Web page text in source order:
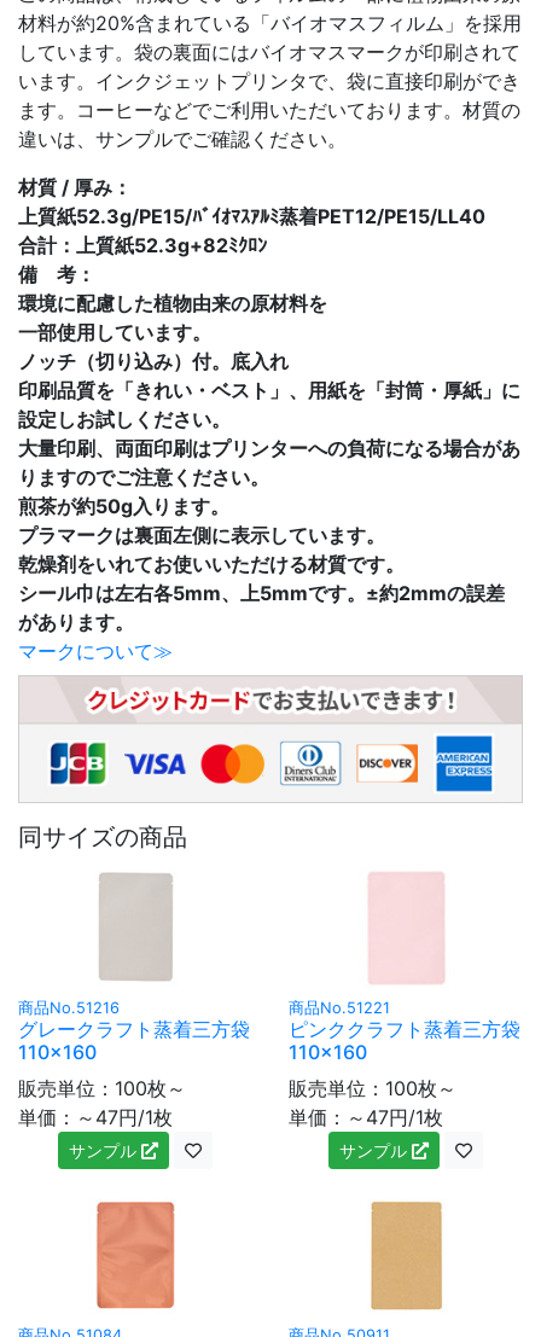
材料が約20%含まれている「バイオマスフィルム」を採用
しています。袋の裏面にはバイオマスマークが印刷されて
います。インクジェットプリンタで、袋に直接印刷ができ
ます。コーヒーなどでご利用いただいております。材質の
違いは、サンプルでご確認ください。
材質 / 厚み：
上質紙52.3g/PE15/ﾊﾞｲｵﾏｽｱﾙﾐ蒸着PET12/PE15/LL40
合計：上質紙52.3g+82ﾐｸﾛﾝ
備 考：
環境に配慮した植物由来の原材料を
一部使用しています。
ノッチ（切り込み）付。底入れ
印刷品質を「きれい・ベスト」、用紙を「封筒・厚紙」に
設定しお試しください。
大量印刷、両面印刷はプリンターへの負荷になる場合があ
りますのでご注意ください。
煎茶が約50g入ります。
プラマークは裏面左側に表示しています。
乾燥剤をいれてお使いいただける材質です。
シール巾は左右各5mm、上5mmです。±約2mmの誤差
があります。
マークについて≫
同サイズの商品
商品No.51216
グレークラフト蒸着三方袋
110×160
販売単位：100枚～
単価：～47円/1枚
サンプル
商品No.51221
ピンククラフト蒸着三方袋
110×160
販売単位：100枚～
単価：～47円/1枚
サンプル